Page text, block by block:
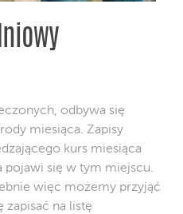
odbywa się
miesiąca. Zapisy
kurs miesiąca
pojawi się w tym miejscu.
więc możemy przyjąć
zapisać na listę